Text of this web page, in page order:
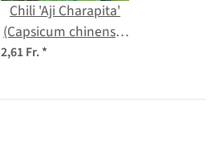
Chili 'Aji Charapita'
(Capsicum chinense)
Samen
2,61 Fr.*